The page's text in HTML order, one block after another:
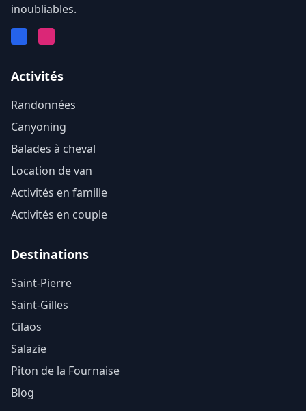
inoubliables.
Activités
Randonnées
Canyoning
Balades à cheval
Location de van
Activités en famille
Activités en couple
Destinations
Saint-Pierre
Saint-Gilles
Cilaos
Salazie
Piton de la Fournaise
Blog